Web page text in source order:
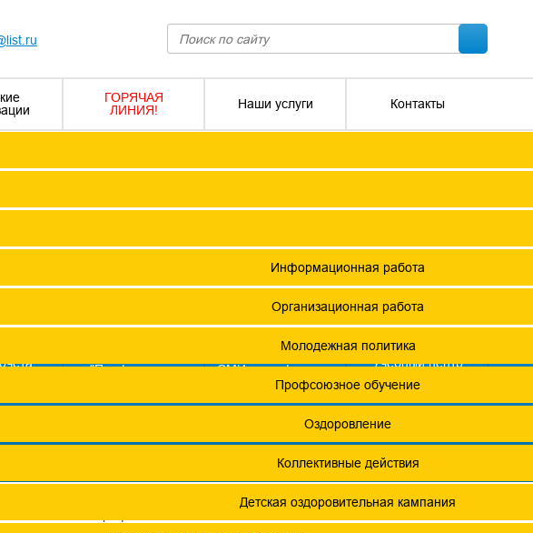
Решения Советов Федерации
Постановления президиумов
о результатах проведения специальной оценки условий труда (СОУТ)
Научно-практическая конференция МОТ- ФНПР
Информационная работа
Организационная работа
Молодежная политика
Профсоюзное обучение
Оздоровление
Коллективные действия
Детская оздоровительная кампания
ГОРЯЧАЯ
ЛИНИЯ!
Наши услуги Контакты
"Профсоюзная
СМИ о профсоюзах
Учебный центр
комитета Профсоюза